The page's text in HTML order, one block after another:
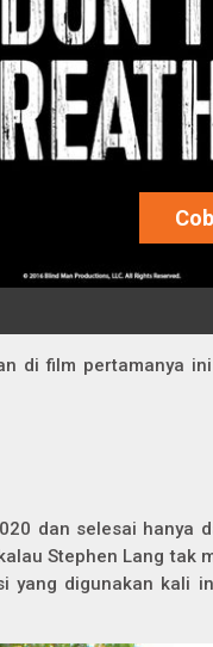
di film pertamanya
dan selesai hanya
Stephen Lang tak
yang digunakan kali